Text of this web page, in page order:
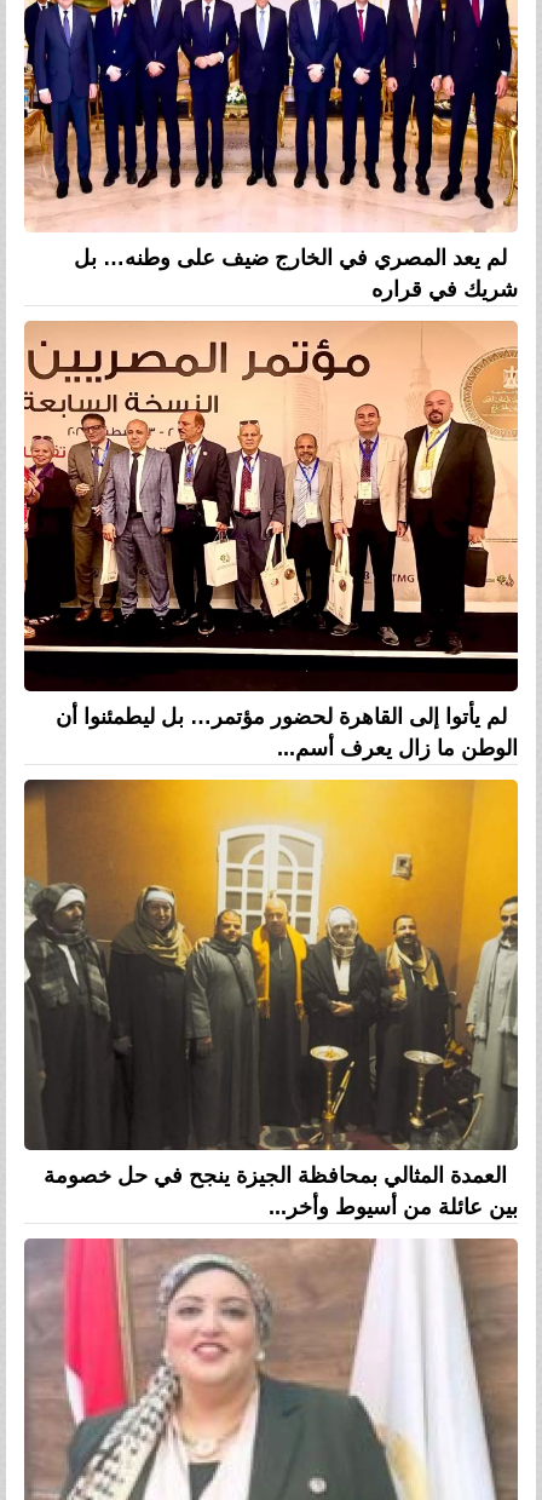
لم يعد المصري في الخارج ضيف على وطنه… بل
شريك في قراره
لم يأتوا إلى القاهرة لحضور مؤتمر… بل ليطمئنوا أن
الوطن ما زال يعرف أسم...
العمدة المثالي بمحافظة الجيزة ينجح في حل خصومة
بين عائلة من أسيوط وأخر...